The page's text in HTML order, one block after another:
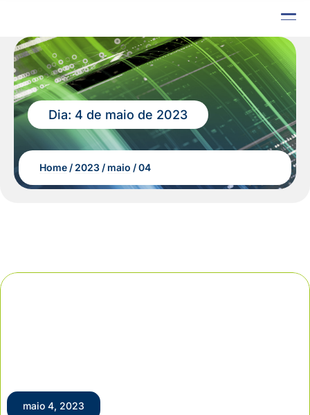
Dia: 4 de maio de 2023
Home 2023 maio 04
maio 4, 2023